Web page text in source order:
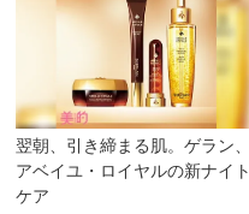
翌朝、引き締まる肌。ゲラン、
アベイユ・ロイヤルの新ナイト
ケア